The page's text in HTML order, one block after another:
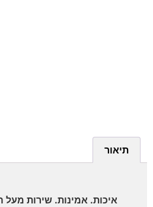
תיאור
איכות. אמינות. שירות מעל